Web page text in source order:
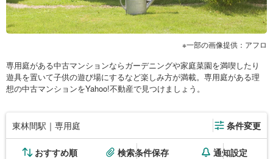
一部の画像提供：アフロ
専用庭がある中古マンションならガーデニングや家庭菜園を満喫したり
遊具を置いて子供の遊び場にするなど楽しみ方が満載。専用庭がある理
想の中古マンションをYahoo!不動産で見つけましょう。
東林間駅｜専用庭 条件変更
おすすめ順 検索条件保存 通知設定